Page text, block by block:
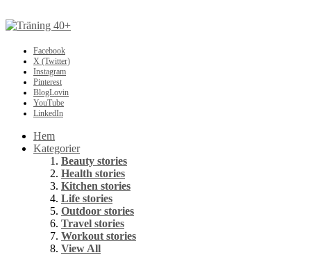
Facebook
X (Twitter)
Instagram
Pinterest
BlogLovin
YouTube
LinkedIn
Hem
Kategorier
Beauty stories
Health stories
Kitchen stories
Life stories
Outdoor stories
Travel stories
Workout stories
View All